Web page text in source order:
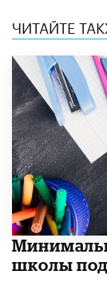
ЧИТАЙТЕ
школы